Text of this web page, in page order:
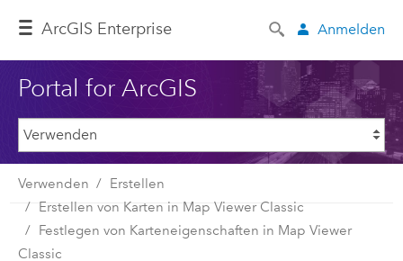
ArcGIS Enterprise Anmelden
Portal for ArcGIS
Verwenden
Erstellen
Erstellen von Karten in Map Viewer Classic
Festlegen von Karteneigenschaften in Map Viewer
Classic